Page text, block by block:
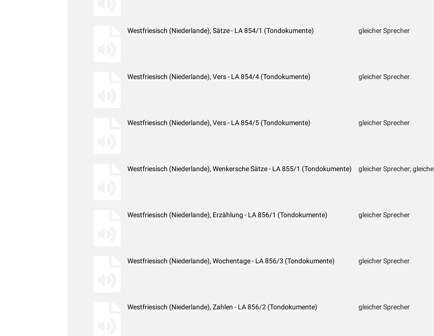
Westfriesisch (Niederlande), Sätze - LA 854/1 (Tondokumente) gleicher Sprecher
Westfriesisch (Niederlande), Vers - LA 854/4 (Tondokumente) gleicher Sprecher
Westfriesisch (Niederlande), Vers - LA 854/5 (Tondokumente) gleicher Sprecher
Westfriesisch (Niederlande), Wenkersche Sätze - LA 855/1 (Tondokumente) gleicher Sprecher;
Westfriesisch (Niederlande), Erzählung - LA 856/1 (Tondokumente) gleicher Sprecher
Westfriesisch (Niederlande), Wochentage - LA 856/3 (Tondokumente) gleicher Sprecher
Westfriesisch (Niederlande), Zahlen - LA 856/2 (Tondokumente) gleicher Sprecher